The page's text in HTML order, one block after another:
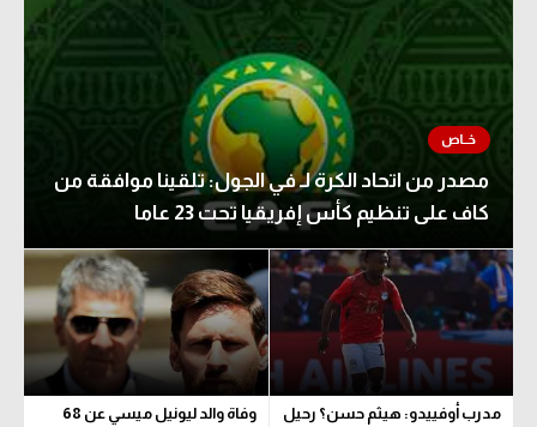
مصدر من اتحاد الكرة لـ في الجول: تلقينا موافقة من
كاف على تنظيم كأس إفريقيا تحت 23 عاما
مدرب أوفييدو: هيثم حسن؟ رحيل
وفاة والد ليونيل ميسي عن 68